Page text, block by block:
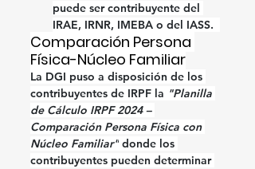
puede ser contribuyente del
IRAE, IRNR, IMEBA o del IASS.
Comparación Persona
Física-Núcleo Familiar
La DGI puso a disposición de los
contribuyentes de IRPF la "Planilla
de Cálculo IRPF 2024 –
Comparación Persona Física con
Núcleo Familiar" donde los
contribuyentes pueden determinar